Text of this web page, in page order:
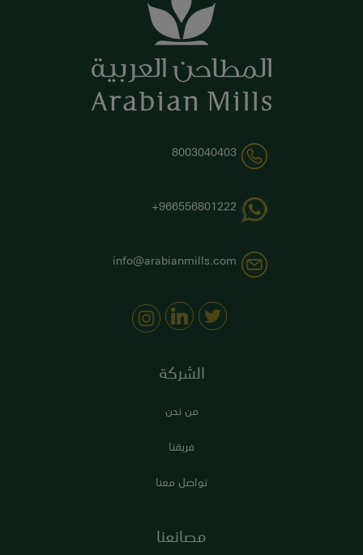
8003040403
966556801222+
info@arabianmills.com
الشركة
من نحن
فريقنا
تواصل معنا
مصانعنا